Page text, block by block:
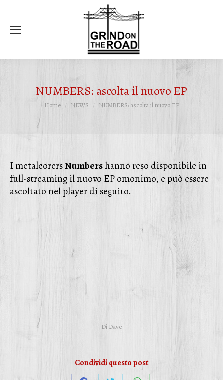
NUMBERS: ascolta il nuovo EP
Tu sei qui:
Home NEWS NUMBERS: ascolta il nuovo EP
I metalcorersNumbershanno reso disponibile in
full-streaming il nuovo EP omonimo, e può essere
ascoltato nel player di seguito.
Di Dave
Condividi questo post